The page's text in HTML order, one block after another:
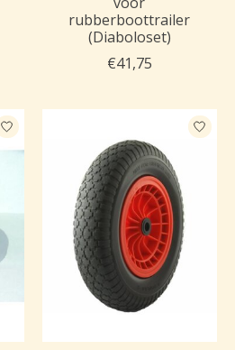
rubberboottrailer
(Diaboloset)
€41,75